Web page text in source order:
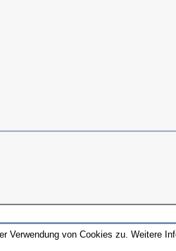
Verwendung von Cookies zu. Weitere